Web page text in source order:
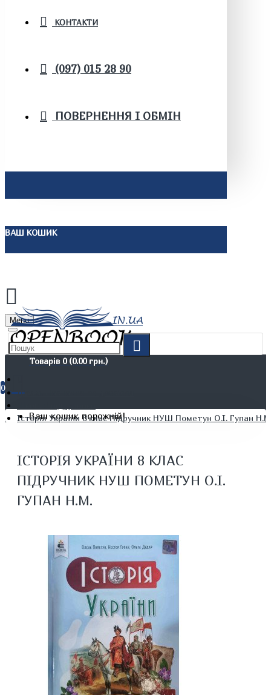
КОНТАКТИ
(097) 015 28 90
ПОВЕРНЕННЯ І ОБМІН
ВАШ КОШИК
Menu
Товарів 0 (0.00 грн.)
0
Ваш кошик порожній!
Дітям. Навчання та дозвілля
Історія України 8 клас Підручник НУШ Пометун О.І. Гупан
ІСТОРІЯ УКРАЇНИ 8 КЛАС
ПІДРУЧНИК НУШ ПОМЕТУН О.І.
ГУПАН Н.М.